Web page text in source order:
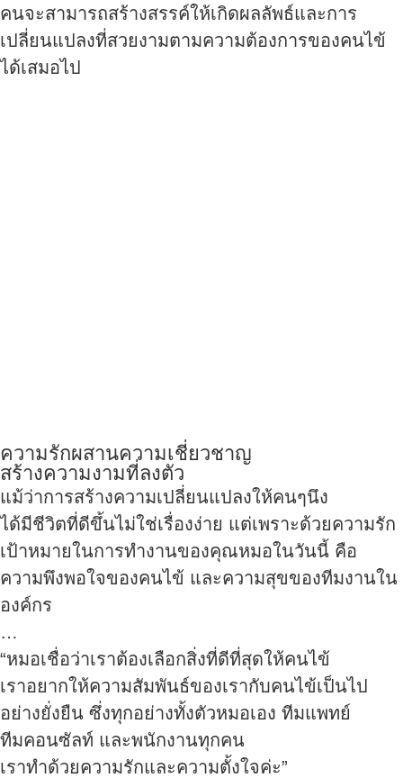
คนจะสามารถสร้างสรรค์ให้เกิดผลลัพธ์และการ
เปลี่ยนแปลงที่สวยงามตามความต้องการของคนไข้
ได้เสมอไป
ความรักผสานความเชี่ยวชาญ
สร้างความงามที่ลงตัว
แม้ว่าการสร้างความเปลี่ยนแปลงให้คนๆนึง
ได้มีชีวิตที่ดีขึ้นไม่ใช่เรื่องง่าย แต่เพราะด้วยความรัก
เป้าหมายในการทำงานของคุณหมอในวันนี้ คือ
ความพึงพอใจของคนไข้ และความสุขของทีมงานใน
องค์กร
…
“หมอเชื่อว่าเราต้องเลือกสิ่งที่ดีที่สุดให้คนไข้
เราอยากให้ความสัมพันธ์ของเรากับคนไข้เป็นไป
อย่างยั่งยืน ซึ่งทุกอย่างทั้งตัวหมอเอง ทีมแพทย์
ทีมคอนซัลท์ และพนักงานทุกคน
เราทำด้วยความรักและความตั้งใจค่ะ”